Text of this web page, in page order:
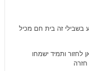
זה בית חם מכיל
לחזור ותמיד ישמחו
חזרה